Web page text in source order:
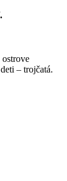
– trojčatá.